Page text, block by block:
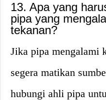
13. Apa yang
pipa yang
tekanan?
Jika pipa mengalami
segera matikan
hubungi ahli pipa